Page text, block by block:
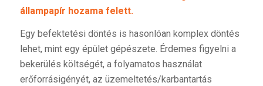
állampapír hozama felett.
Egy befektetési döntés is hasonlóan komplex döntés
lehet, mint egy épület gépészete. Érdemes figyelni a
bekerülés költségét, a folyamatos használat
erőforrásigényét, az üzemeltetés/karbantartás